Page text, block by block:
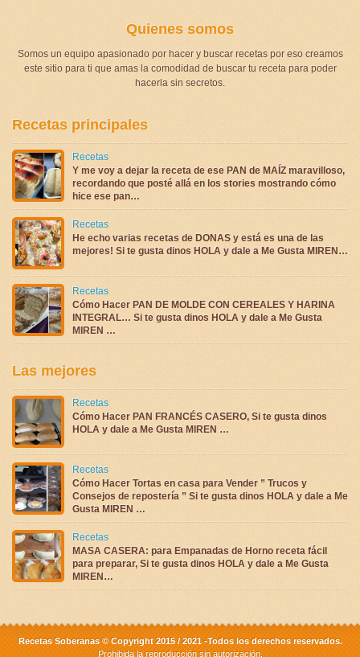
Quienes somos
Somos un equipo apasionado por hacer y buscar recetas por eso creamos
este sitio para ti que amas la comodidad de buscar tu receta para poder
hacerla sin secretos.
Recetas principales
Recetas
Y me voy a dejar la receta de ese PAN de MAÍZ maravilloso,
recordando que posté allá en los stories mostrando cómo
hice ese pan…
Recetas
He echo varias recetas de DONAS y está es una de las
mejores! Si te gusta dinos HOLA y dale a Me Gusta MIREN…
Recetas
Cómo Hacer PAN DE MOLDE CON CEREALES Y HARINA
INTEGRAL… Si te gusta dinos HOLA y dale a Me Gusta
MIREN …
Las mejores
Recetas
Cómo Hacer PAN FRANCÉS CASERO, Si te gusta dinos
HOLA y dale a Me Gusta MIREN …
Recetas
Cómo Hacer Tortas en casa para Vender ” Trucos y
Consejos de repostería ” Si te gusta dinos HOLA y dale a Me
Gusta MIREN …
Recetas
MASA CASERA: para Empanadas de Horno receta fácil
para preparar, Si te gusta dinos HOLA y dale a Me Gusta
MIREN…
Recetas Soberanas © Copyright 2015 / 2021 -Todos los derechos reservados.
Prohibida la reproducción sin autorización.